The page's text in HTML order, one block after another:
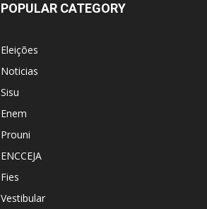
POPULAR CATEGORY
Eleições
Noticias
Sisu
Enem
Prouni
ENCCEJA
Fies
Vestibular